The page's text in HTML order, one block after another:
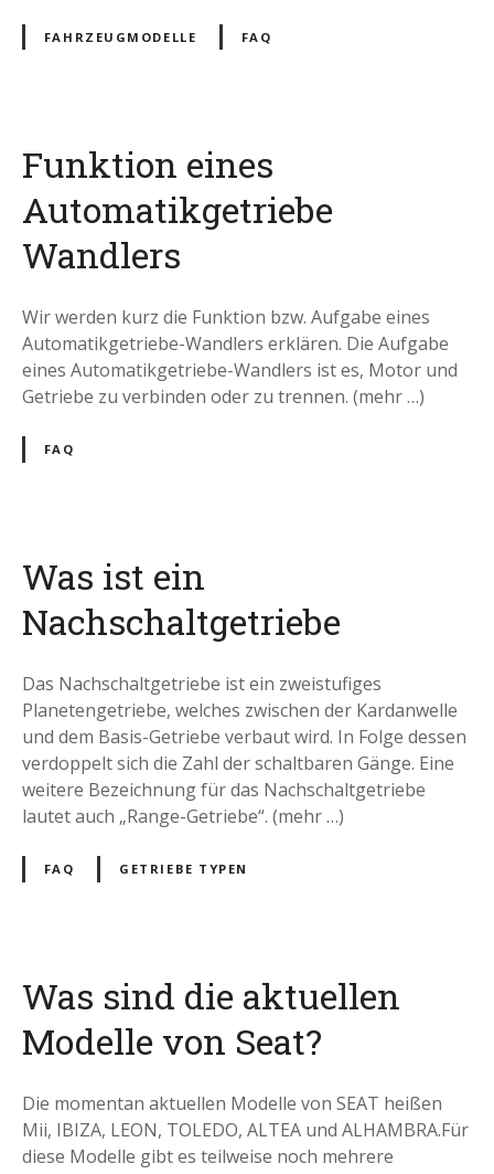
FAHRZEUGMODELLE FAQ
Funktion eines
Automatikgetriebe
Wandlers
Wir werden kurz die Funktion bzw. Aufgabe eines
Automatikgetriebe-Wandlers erklären. Die Aufgabe
eines Automatikgetriebe-Wandlers ist es, Motor und
Getriebe zu verbinden oder zu trennen. (mehr …)
FAQ
Was ist ein
Nachschaltgetriebe
Das Nachschaltgetriebe ist ein zweistufiges
Planetengetriebe, welches zwischen der Kardanwelle
und dem Basis-Getriebe verbaut wird. In Folge dessen
verdoppelt sich die Zahl der schaltbaren Gänge. Eine
weitere Bezeichnung für das Nachschaltgetriebe
lautet auch „Range-Getriebe“. (mehr …)
FAQ GETRIEBE TYPEN
Was sind die aktuellen
Modelle von Seat?
Die momentan aktuellen Modelle von SEAT heißen
Mii, IBIZA, LEON, TOLEDO, ALTEA und ALHAMBRA.Für
diese Modelle gibt es teilweise noch mehrere